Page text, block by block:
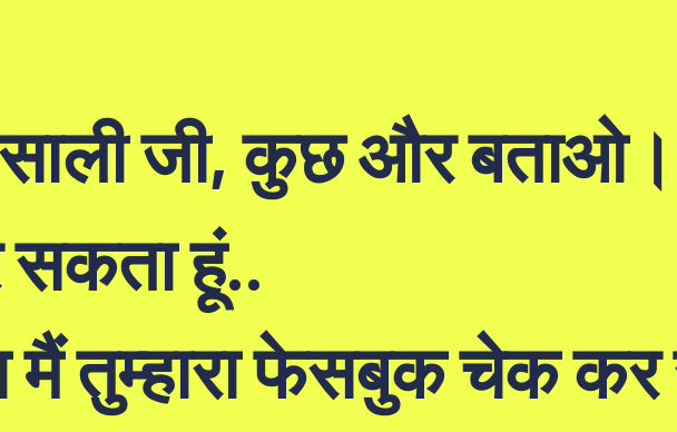
साली जी, कुछ और बताओ।
हूं..
मैं तुम्हारा फेसबुक चेक